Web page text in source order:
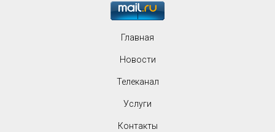
Главная
Новости
Телеканал
Услуги
Контакты